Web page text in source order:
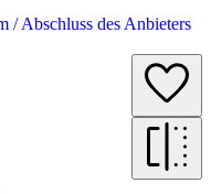
/ Abschluss des Anbieters